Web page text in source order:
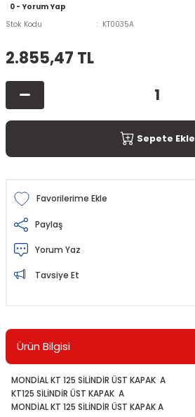
0 - Yorum Yap
Stok Kodu
KT0035A
2.855,47 TL
Sepete Ekle
Paylaş
Yorum Yaz
Tavsiye Et
Ürün Bilgisi
MONDİAL KT 125 SİLİNDİR ÜST KAPAK A
KT125 SİLİNDİR ÜST KAPAK A
MONDİAL KT 125 SİLİNDİR ÜST KAPAK A